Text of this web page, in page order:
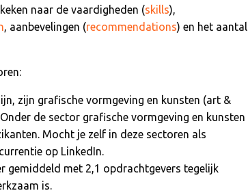
naar de vaardigheden (skills),
, aanbevelingen (recommendations) en het aantal
zijn grafische vormgeving en kunsten (art &
de sector grafische vormgeving en kunsten
Mocht je zelf in deze sectoren als
op LinkedIn.
gemiddeld met 2,1 opdrachtgevers tegelijk
is.